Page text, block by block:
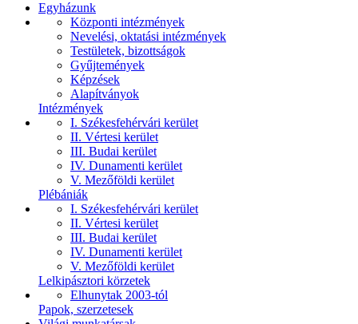
Egyházunk
Központi intézmények
Nevelési, oktatási intézmények
Testületek, bizottságok
Gyűjtemények
Képzések
Alapítványok
Intézmények
I. Székesfehérvári kerület
II. Vértesi kerület
III. Budai kerület
IV. Dunamenti kerület
V. Mezőföldi kerület
Plébániák
I. Székesfehérvári kerület
II. Vértesi kerület
III. Budai kerület
IV. Dunamenti kerület
V. Mezőföldi kerület
Lelkipásztori körzetek
Elhunytak 2003-tól
Papok, szerzetesek